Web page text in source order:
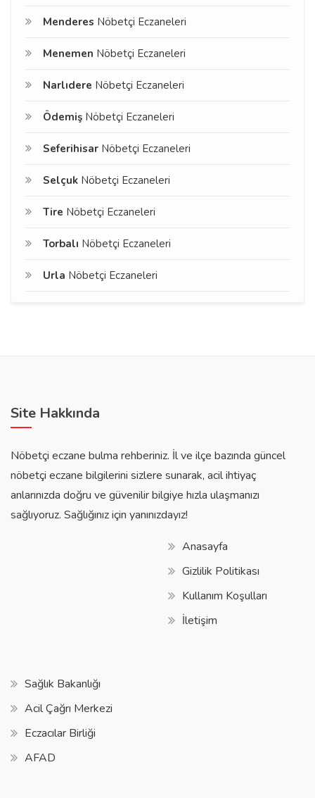
Menderes Nöbetçi Eczaneleri
Menemen Nöbetçi Eczaneleri
Narlıdere Nöbetçi Eczaneleri
Ödemiş Nöbetçi Eczaneleri
Seferihisar Nöbetçi Eczaneleri
Selçuk Nöbetçi Eczaneleri
Tire Nöbetçi Eczaneleri
Torbalı Nöbetçi Eczaneleri
Urla Nöbetçi Eczaneleri
Site Hakkında
Nöbetçi eczane bulma rehberiniz. İl ve ilçe bazında güncel
nöbetçi eczane bilgilerini sizlere sunarak, acil ihtiyaç
anlarınızda doğru ve güvenilir bilgiye hızla ulaşmanızı
sağlıyoruz. Sağlığınız için yanınızdayız!
Anasayfa
Gizlilik Politikası
Kullanım Koşulları
İletişim
Sağlık Bakanlığı
Acil Çağrı Merkezi
Eczacılar Birliği
AFAD